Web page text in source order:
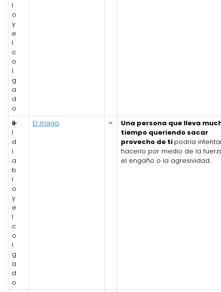
l
o
y
e
l
c
o
l
g
a
d
o
E
l
d
i
a
b
l
o
y
e
l
c
o
l
g
a
d
o
➕ El mago =
Una persona que lleva
tiempo queriendo sacar
provecho de ti podría
hacerlo por medio de la
el engaño o la agresividad.